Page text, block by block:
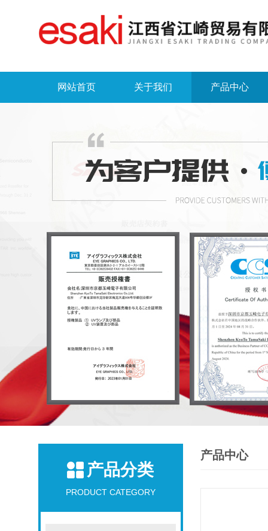
网站首页 关于我们 产品中心
产品分类
PRODUCT CATEGORY
产品中心